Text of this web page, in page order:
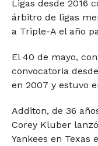
Ligas desde 2016
árbitro de ligas
a Triple-A el año
El 40 de mayo,
convocatoria
en 2007 y estuvo
Additon, de 36
Corey Kluber
Yankees en Texas